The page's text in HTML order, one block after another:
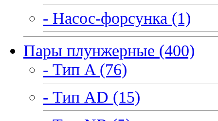
- Насос-форсунка (1)
Пары плунжерные (400)
- Тип A (76)
- Тип AD (15)